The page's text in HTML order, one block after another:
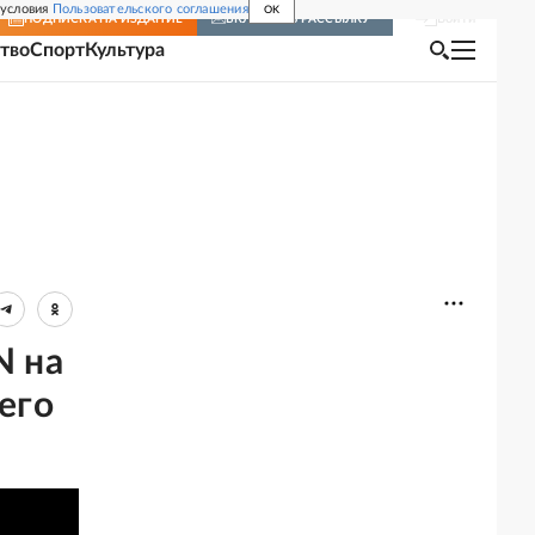
Пользовательского соглашения OK
ПОДПИСКА НА ИЗДАНИЕ ВКЛЮЧИТЬ РАССЫЛКУ
СпортКультура
на